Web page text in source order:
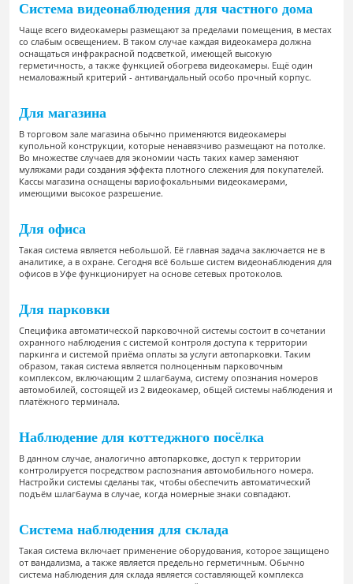
Система видеонаблюдения для частного дома
Чаще всего видеокамеры размещают за пределами помещения, в местах
со слабым освещением. В таком случае каждая видеокамера должна
оснащаться инфракрасной подсветкой, имеющей высокую
герметичность, а также функцией обогрева видеокамеры. Ещё один
немаловажный критерий - антивандальный особо прочный корпус.
Для магазина
В торговом зале магазина обычно применяются видеокамеры
купольной конструкции, которые ненавязчиво размещают на потолке.
Во множестве случаев для экономии часть таких камер заменяют
муляжами ради создания эффекта плотного слежения для покупателей.
Кассы магазина оснащены вариофокальными видеокамерами,
имеющими высокое разрешение.
Для офиса
Такая система является небольшой. Её главная задача заключается не в
аналитике, а в охране. Сегодня всё больше систем видеонаблюдения для
офисов в Уфе функционирует на основе сетевых протоколов.
Для парковки
Специфика автоматической парковочной системы состоит в сочетании
охранного наблюдения с системой контроля доступа к территории
паркинга и системой приёма оплаты за услуги автопарковки. Таким
образом, такая система является полноценным парковочным
комплексом, включающим 2 шлагбаума, систему опознания номеров
автомобилей, состоящей из 2 видеокамер, общей системы наблюдения и
платёжного терминала.
Наблюдение для коттеджного посёлка
В данном случае, аналогично автопарковке, доступ к территории
контролируется посредством распознания автомобильного номера.
Настройки системы сделаны так, чтобы обеспечить автоматический
подъём шлагбаума в случае, когда номерные знаки совпадают.
Система наблюдения для склада
Такая система включает применение оборудования, которое защищено
от вандализма, а также является предельно герметичным. Обычно
система наблюдения для склада является составляющей комплекса